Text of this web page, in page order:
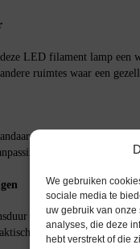
We gebruiken
sociale media te
uw gebruik van onze
analyses, die deze
hebt verstrekt of die
LED filament lamp een
ruimtes waar een
E27 fitting, waardoor
dan traditionele
voor zowel particulier